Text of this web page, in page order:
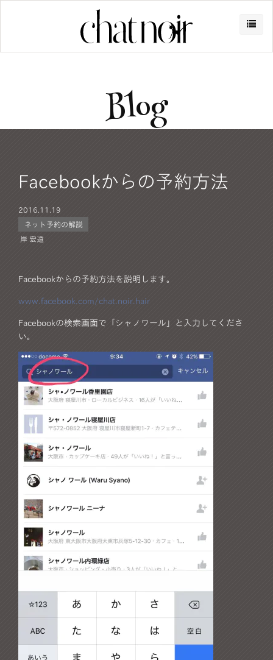
Blog
Facebookからの予約方法
2016. 11.19
ネット予約の解説
岸 宏道
Facebookからの予約方法を説明します。
www.facebook.com/chat.noir.hair
Facebookの検索画面で「シャノワール」と入力してくださ
い。